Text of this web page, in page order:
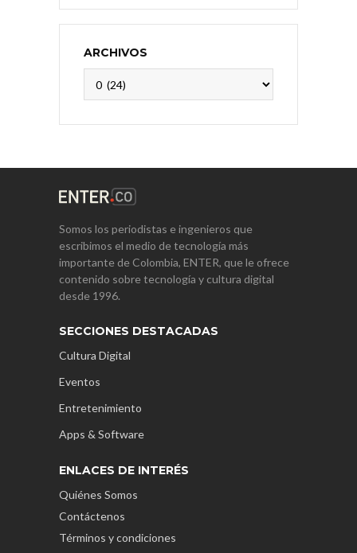
ARCHIVOS
Somos los periodistas e ingenieros que
escribimos el medio de tecnología más
importante de Colombia, ENTER, que le ofrece
contenido sobre tecnología y cultura digital
desde 1996.
SECCIONES DESTACADAS
Cultura Digital
Eventos
Entretenimiento
Apps & Software
ENLACES DE INTERÉS
Quiénes Somos
Contáctenos
Términos y condiciones